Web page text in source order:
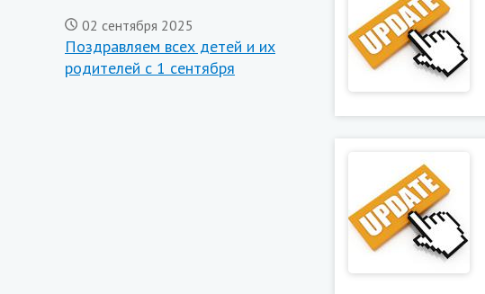
02 сентября 2025
Поздравляем всех детей и их
родителей с 1 сентября